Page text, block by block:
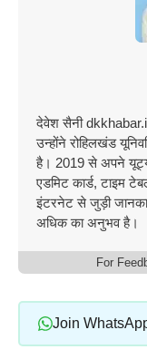
देवेश सैनी
उन्होंने रोहिलखंड
है। 2019 से अपने
एडमिट कार्ड, टाइम
इंटरनेट से जुड़ी
अधिक का अनुभव है।
For
Join